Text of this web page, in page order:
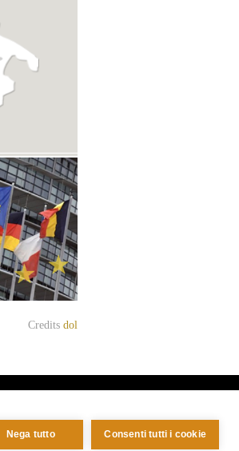
Credits dol
Nega tutto Consenti tutti i cookie